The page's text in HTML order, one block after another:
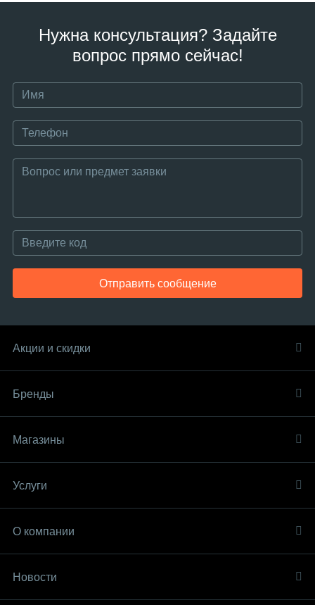
Нужна консультация? Задайте
вопрос прямо сейчас!
Отправить сообщение
Акции и скидки
Бренды
Магазины
Услуги
О компании
Новости